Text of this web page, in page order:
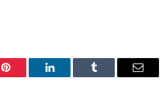
Pinterest LinkedIn Tumblr Email